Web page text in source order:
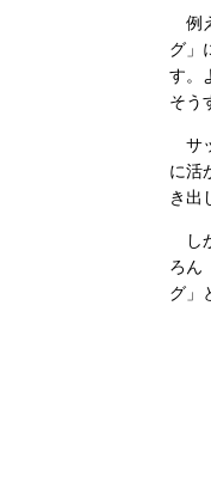
例
グ」
す。
そう
サ
に活
き出
し
ろん
グ」